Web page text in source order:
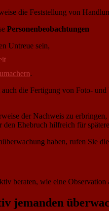
die Feststellung von
Personenbeobachtungen
Untreue sein,
.
die Fertigung von Foto-
der Nachweis zu
den Ehebruch hilfreich für
haben, rufen Sie
beraten, wie eine
jemanden